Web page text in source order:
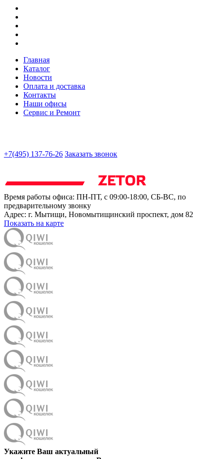
Главная
Каталог
Новости
Оплата и доставка
Контакты
Наши офисы
Сервис и Ремонт
+7(495) 137-76-26 Заказать звонок
Время работы офиса: ПН-ПТ, с 09:00-18:00, СБ-ВС, по
предварительному звонку
Адрес: г. Мытищи, Новомытищинский проспект, дом 82
Показать на карте
Укажите Ваш актуальный